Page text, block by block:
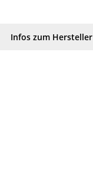
Infos zum Hersteller